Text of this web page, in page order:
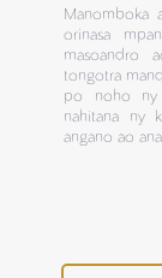
Manomboka
orinasa
masoandro
tongotra
po noho ny
nahitana ny
angano ao